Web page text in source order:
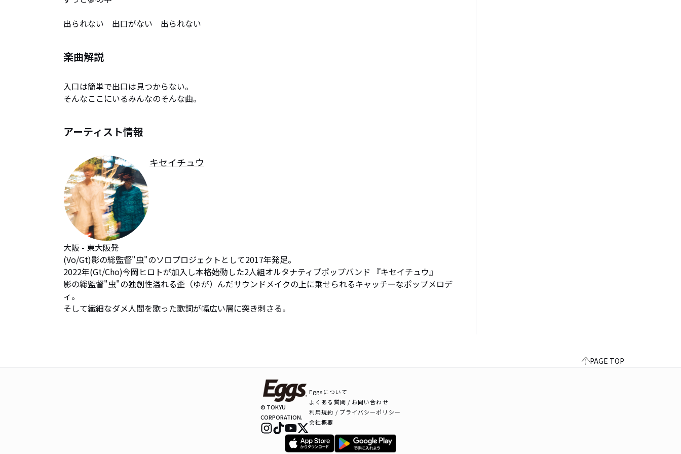
出られない　出口がない　出られない
楽曲解説
入口は簡単で出口は見つからない。
そんなここにいるみんなのそんな曲。
アーティスト情報
キセイチュウ
大阪 - 東大阪発
(Vo/Gt)影の総監督"虫"のソロプロジェクトとして2017年発足。
2022年(Gt/Cho)今岡ヒロトが加入し本格始動した2人組オルタナティブポップバンド 『キセイチュウ』
影の総監督"虫"の独創性溢れる歪（ゆが）んだサウンドメイクの上に乗せられるキャッチーなポップメロデ
ィ。
そして繊細なダメ人間を歌った歌詞が幅広い層に突き刺さる。
PAGE TOP
© TOKYU
CORPORATION.
Eggsについて
よくある質問 / お問い合わせ
利用規約 / プライバシーポリシー
会社概要